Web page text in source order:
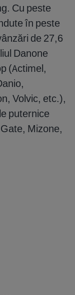
Cu peste
în peste
de 27,6
Danone
(Actimel,
Volvic, etc.),
puternice
Mizone,